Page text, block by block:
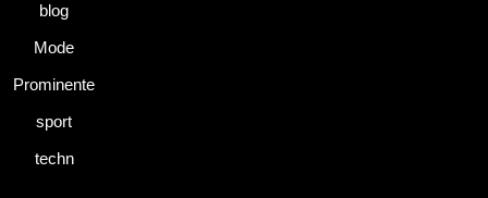
blog
Mode
Prominente
sport
techn